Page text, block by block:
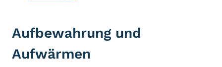
Aufbewahrung und
Aufwärmen